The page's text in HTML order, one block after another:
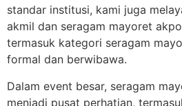
standar institusi, kami juga
akmil dan seragam mayoret
termasuk kategori seragam
formal dan berwibawa.
Dalam event besar, seragam
menjadi pusat perhatian,